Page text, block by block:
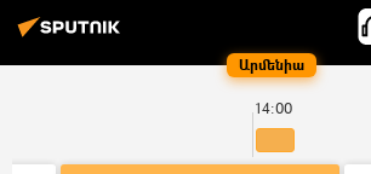
Արմենիա
14:00